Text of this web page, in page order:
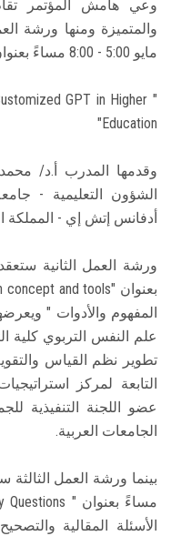
وعي هامش المؤتمر
مايو 5:00 - 8:00 مساءً بعنوان
GPT in Higher
Education"
وقدمها المدرب أ.د/
الشؤون التعليمية -
أدفانس إتش إي - المملكة
المفهوم والأدوات "
علم النفس التربوي
تطوير نظم القياس
التابعة لمركز
عضو اللجنة التنفيذية
الجامعات العربية.
الأسئلة المقالية